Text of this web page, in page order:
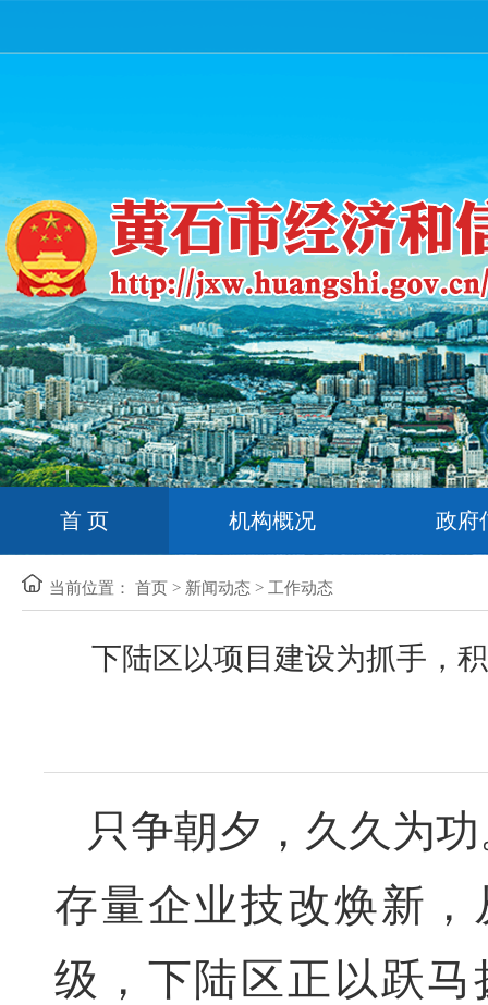
首 页 机构概况 政府
当前位置： 首页 > 新闻动态 > 工作动态
下陆区以项目建设为抓手，
只争朝夕，久久为
存量企业技改焕新
级，下陆区正以跃